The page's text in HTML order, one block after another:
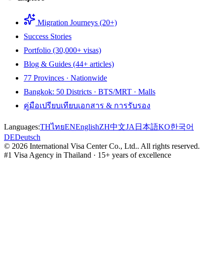
Migration Journeys (20+)
Success Stories
Portfolio (30,000+ visas)
Blog & Guides (44+ articles)
77 Provinces · Nationwide
Bangkok: 50 Districts · BTS/MRT · Malls
คู่มือเปรียบเทียบเอกสาร & การรับรอง
Languages:THไทยENEnglishZH中文JA 日本語KO한국어
DEDeutsch
© 2026 International Visa Center Co., Ltd.. All rights reserved.
#1 Visa Agency in Thailand · 15+ years of excellence